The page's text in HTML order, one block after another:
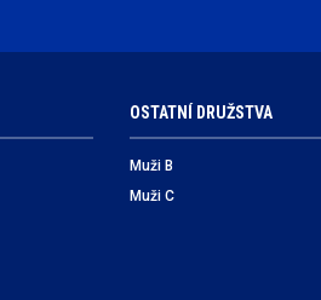
OSTATNÍ DRUŽSTVA
Muži B
Muži C